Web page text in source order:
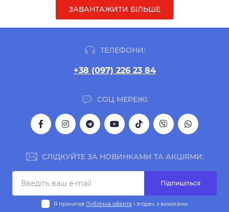
ЗАВАНТАЖИТИ БІЛЬШЕ
ТЕЛЕФОНИ:
+38 (097) 226 23 84
СОЦ МЕРЕЖІ:
СЛІДКУЙТЕ ЗА НОВИНКАМИ ТА АКЦІЯМИ:
Підпишіться
Я прочитав Публічна оферта і згоден з вимогами